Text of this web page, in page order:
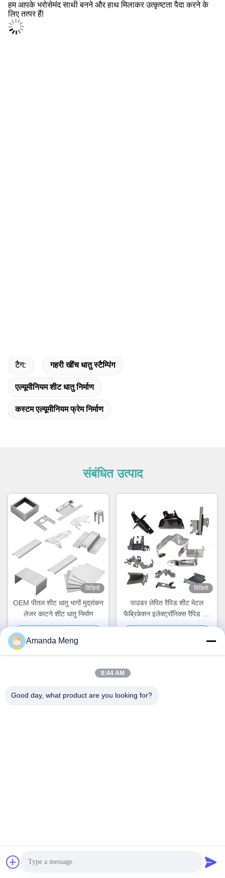
हम आपके भरोसेमंद साथी बनने और हाथ मिलाकर उत्कृष्टता पैदा करने के
लिए तत्पर हैं!
टैग: गहरी खींच धातु स्टैम्पिंग
एल्यूमीनियम शीट धातु निर्माण
कस्टम एल्यूमीनियम फ्रेम निर्माण
संबंधित उत्पाद
विडियो
OEM पीतल शीट धातु भागों मुद्रांकन
लेजर काटने शीट धातु निर्माण
विडियो
पाउडर लेपित रैपिड शीट मेटल
फैब्रिकेशन इलेक्ट्रॉनिक्स रैपिड टर्न
शीट मेटल
Amanda Meng
8:44 AM
Good day, what product are you looking for?